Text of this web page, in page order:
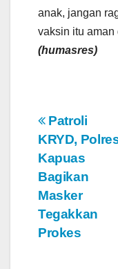
anak, jangan
vaksin itu aman
(humasres)
N
a
v
i
g
Patroli
KRYD,
Kapuas
Bagikan
Masker
Tegakkan
Prokes